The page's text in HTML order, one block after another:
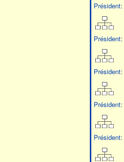
Président:
Président:
Président:
Président:
Président: